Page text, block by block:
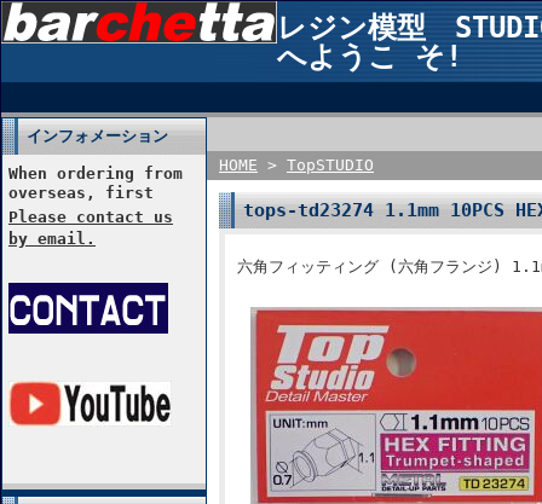
レジン模型
へようこ そ!
インフォメーション
When ordering from
overseas, first
Please contact us
by email.
HOME > TopSTUDIO
tops-td23274 1.1mm 10PCS
六角フィッティング (六角フランジ)